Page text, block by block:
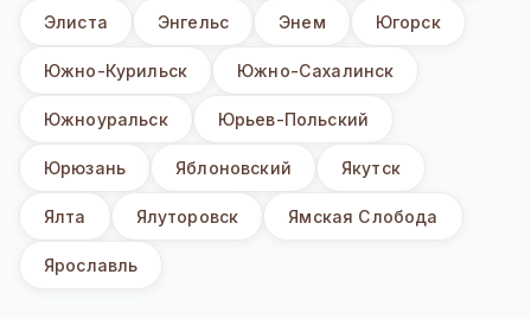
Элиста Энгельс Энем Югорск
Южно-Курильск Южно-Сахалинск
Южноуральск Юрьев-Польский
Юрюзань Яблоновский Якутск
Ялта Ялуторовск Ямская Слобода
Ярославль